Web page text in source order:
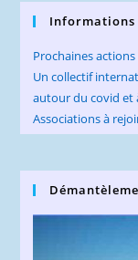
Informations
Prochaines
Un collectif
autour du covid et
Associations à